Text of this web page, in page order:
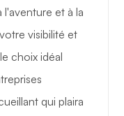
et à la
visibilité et
choix idéal
qui plaira